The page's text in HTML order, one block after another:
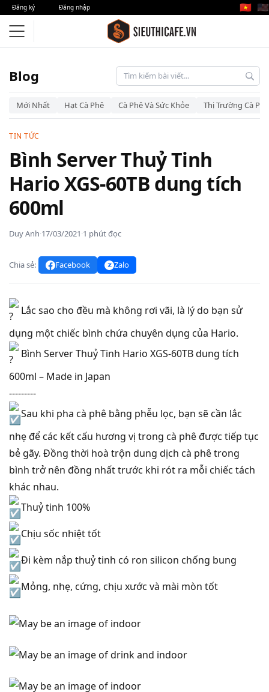
Đăng ký Đăng nhập 🇻🇳 🇺🇸
Blog
Mới Nhất Hạt Cà Phê Cà Phê Và Sức Khỏe Thị Trường Cà Phê
TIN TỨC
Bình Server Thuỷ Tinh
Hario XGS-60TB dung tích
600ml
Duy Anh·17/03/2021·1 phút đọc
Chia sẻ: Facebook Zalo
Lắc sao cho đều mà không rơi vãi, là lý do bạn sử
dụng một chiếc bình chứa chuyên dụng của Hario.
Bình Server Thuỷ Tinh Hario XGS-60TB dung tích
600ml – Made in Japan
---------
Sau khi pha cà phê bằng phễu lọc, bạn sẽ cần lắc
nhẹ để các kết cấu hương vị trong cà phê được tiếp tục
bẻ gãy. Đồng thời hoà trộn dung dịch cà phê trong
bình trở nên đồng nhất trước khi rót ra mỗi chiếc tách
khác nhau.
Thuỷ tinh 100%
Chịu sốc nhiệt tốt
Đi kèm nắp thuỷ tinh có ron silicon chống bung
Mỏng, nhẹ, cứng, chịu xước và mài mòn tốt